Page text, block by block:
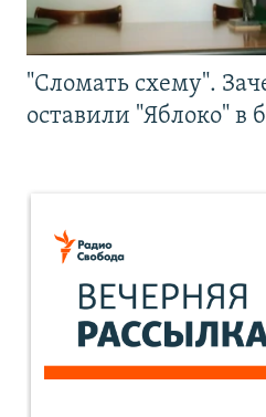
"Сломать схему".
оставили "Яблоко" в